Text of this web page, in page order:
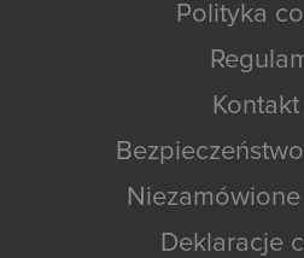
Polityka
Kontakt
Niezamówione
Deklaracje